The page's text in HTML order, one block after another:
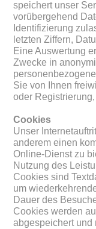
speichert unser
vorübergehend
Identifizierung
letzten Ziffern,
Eine Auswertung
Zwecke in
Sie von Ihnen
oder
Cookies
Unser
anderem einen
Online-Dienst zu
Nutzung des
Cookies sind
um
Dauer des
Cookies werden
abgespeichert und